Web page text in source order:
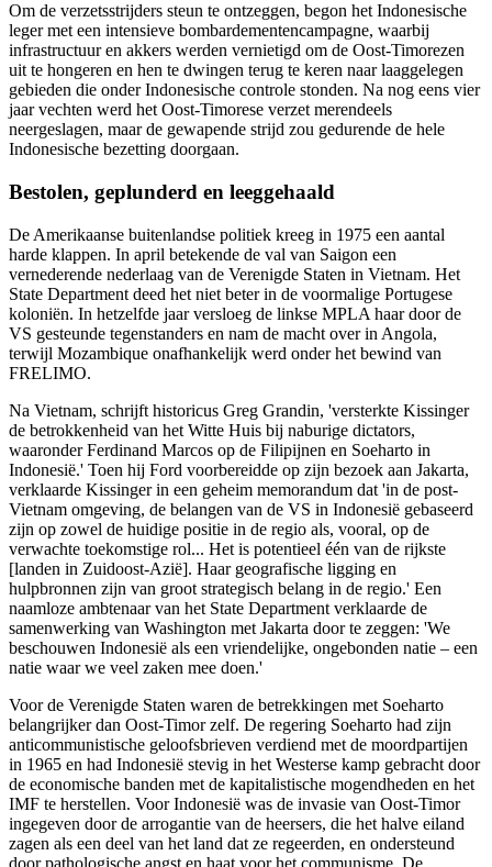
Om de verzetsstrijders steun te ontzeggen, begon het Indonesische
leger met een intensieve bombardementencampagne, waarbij
infrastructuur en akkers werden vernietigd om de Oost-Timorezen
uit te hongeren en hen te dwingen terug te keren naar laaggelegen
gebieden die onder Indonesische controle stonden. Na nog eens vier
jaar vechten werd het Oost-Timorese verzet merendeels
neergeslagen, maar de gewapende strijd zou gedurende de hele
Indonesische bezetting doorgaan.
Bestolen, geplunderd en leeggehaald
De Amerikaanse buitenlandse politiek kreeg in 1975 een aantal
harde klappen. In april betekende de val van Saigon een
vernederende nederlaag van de Verenigde Staten in Vietnam. Het
State Department deed het niet beter in de voormalige Portugese
koloniën. In hetzelfde jaar versloeg de linkse MPLA haar door de
VS gesteunde tegenstanders en nam de macht over in Angola,
terwijl Mozambique onafhankelijk werd onder het bewind van
FRELIMO.
Na Vietnam, schrijft historicus Greg Grandin, 'versterkte Kissinger
de betrokkenheid van het Witte Huis bij naburige dictators,
waaronder Ferdinand Marcos op de Filipijnen en Soeharto in
Indonesië.' Toen hij Ford voorbereidde op zijn bezoek aan Jakarta,
verklaarde Kissinger in een geheim memorandum dat 'in de post-
Vietnam omgeving, de belangen van de VS in Indonesië gebaseerd
zijn op zowel de huidige positie in de regio als, vooral, op de
verwachte toekomstige rol... Het is potentieel één van de rijkste
[landen in Zuidoost-Azië]. Haar geografische ligging en
hulpbronnen zijn van groot strategisch belang in de regio.' Een
naamloze ambtenaar van het State Department verklaarde de
samenwerking van Washington met Jakarta door te zeggen: 'We
beschouwen Indonesië als een vriendelijke, ongebonden natie ‒ een
natie waar we veel zaken mee doen.'
Voor de Verenigde Staten waren de betrekkingen met Soeharto
belangrijker dan Oost-Timor zelf. De regering Soeharto had zijn
anticommunistische geloofsbrieven verdiend met de moordpartijen
in 1965 en had Indonesië stevig in het Westerse kamp gebracht door
de economische banden met de kapitalistische mogendheden en het
IMF te herstellen. Voor Indonesië was de invasie van Oost-Timor
ingegeven door de arrogantie van de heersers, die het halve eiland
zagen als een deel van het land dat ze regeerden, en ondersteund
door pathologische angst en haat voor het communisme. De